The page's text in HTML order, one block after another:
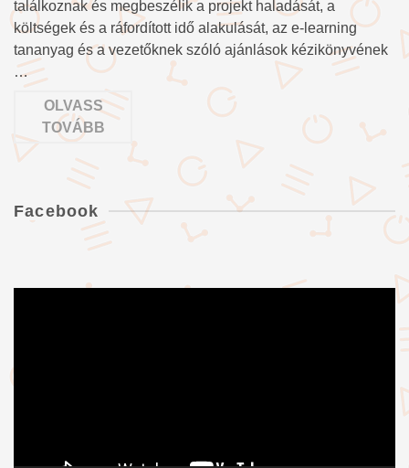
találkoznak és megbeszélik a projekt haladását, a
költségek és a ráfordított idő alakulását, az e-learning
tananyag és a vezetőknek szóló ajánlások kézikönyvének
…
OLVASS
TOVÁBB
Facebook